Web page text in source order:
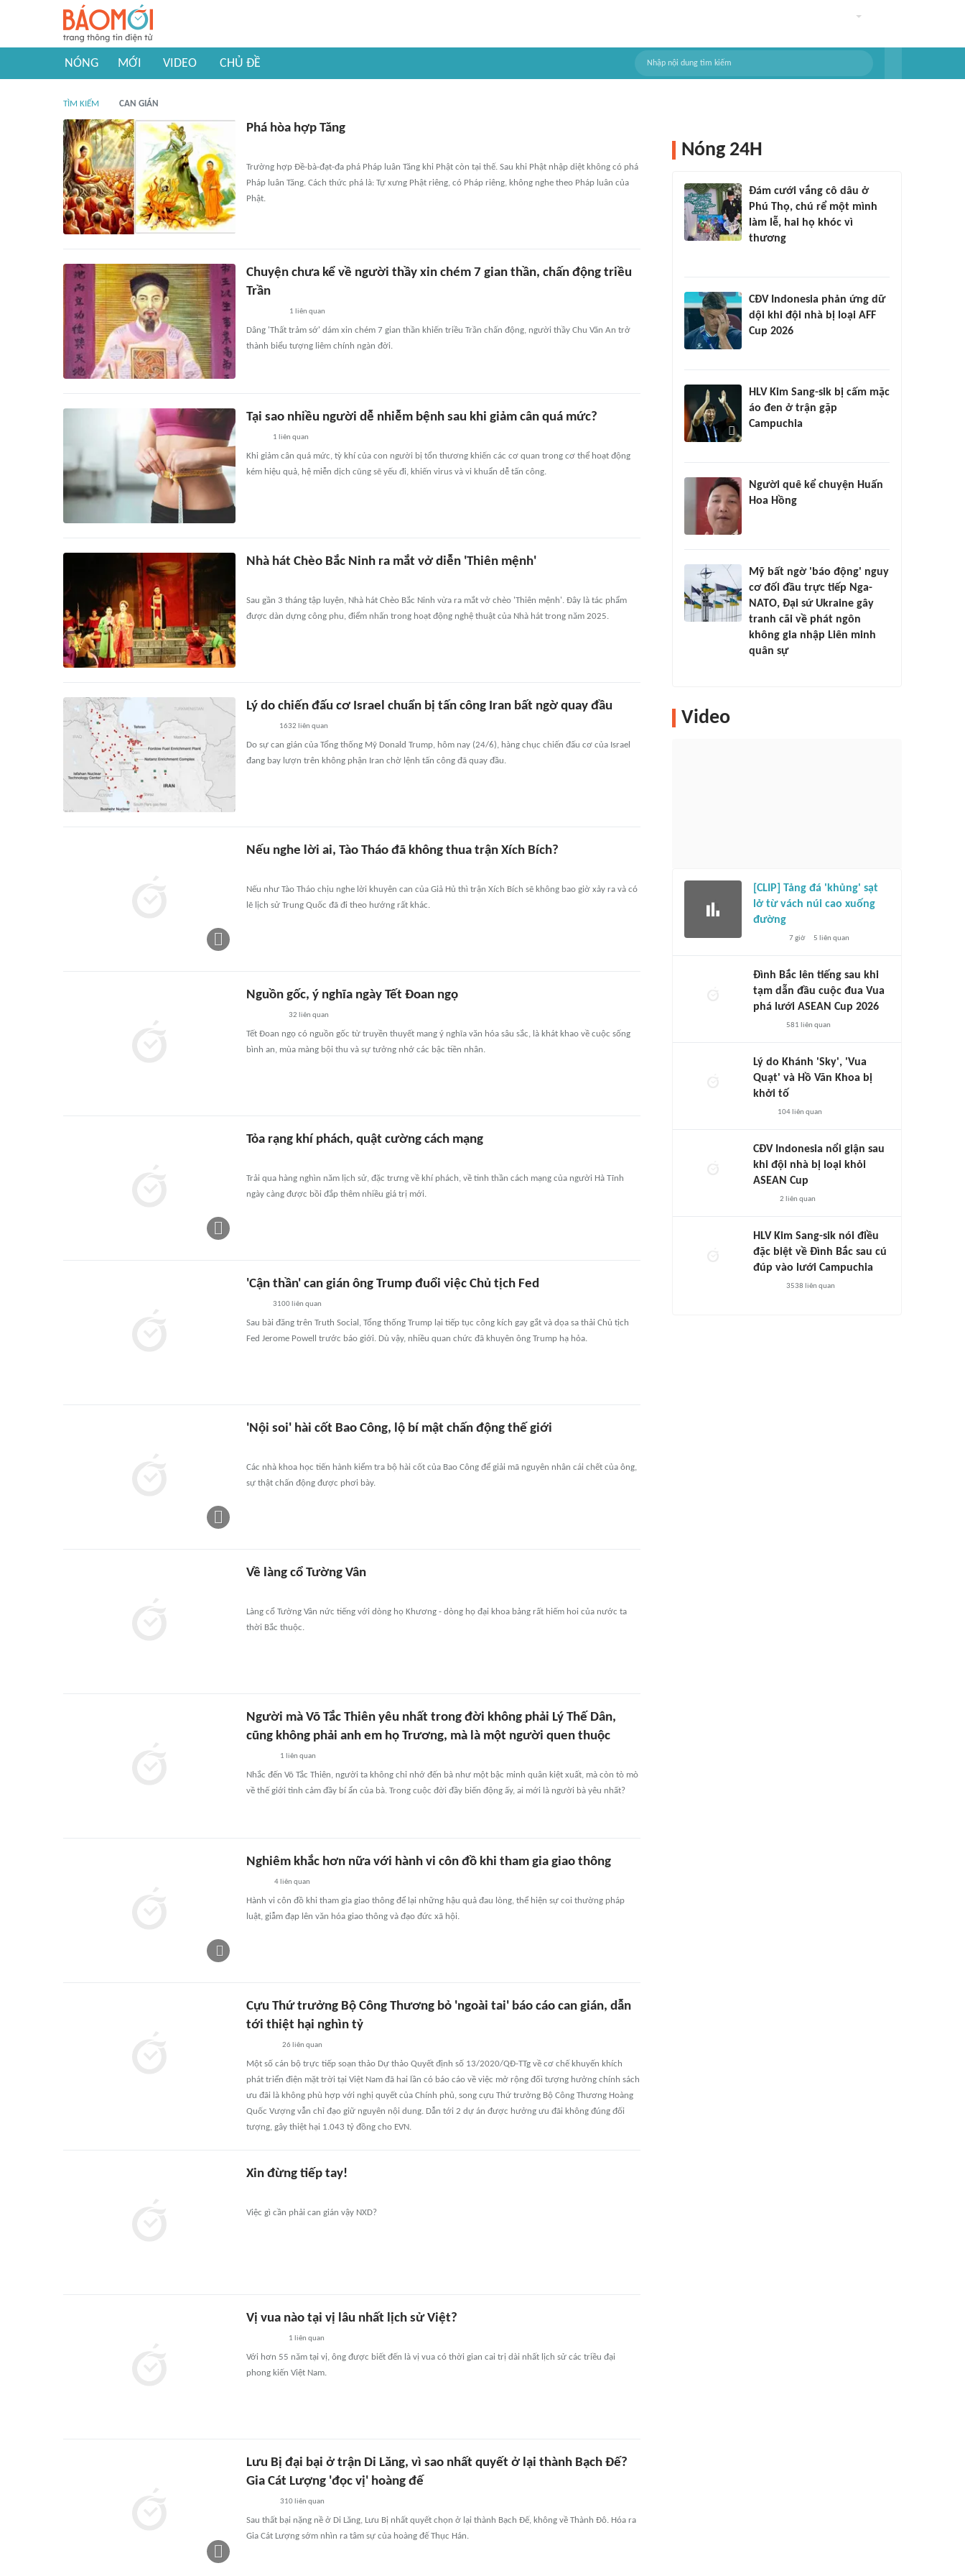
NÓNG MỚI VIDEO CHỦ ĐỀ
TÌM KIẾM CAN GIÁN
Phá hòa hợp Tăng
Trường hợp Ðề-bà-đạt-đa phá Pháp luân Tăng khi Phật còn tại thế. Sau khi Phật nhập diệt không có phá
Pháp luân Tăng. Cách thức phá là: Tự xưng Phật riêng, có Pháp riêng, không nghe theo Pháp luân của
Phật.
Chuyện chưa kể về người thầy xin chém 7 gian thần, chấn động triều
Trần
1 liên quan
Dâng 'Thất trảm sớ' dám xin chém 7 gian thần khiến triều Trần chấn động, người thầy Chu Văn An trở
thành biểu tượng liêm chính ngàn đời.
Tại sao nhiều người dễ nhiễm bệnh sau khi giảm cân quá mức?
1 liên quan
Khi giảm cân quá mức, tỳ khí của con người bị tổn thương khiến các cơ quan trong cơ thể hoạt động
kém hiệu quả, hệ miễn dịch cũng sẽ yếu đi, khiến virus và vi khuẩn dễ tấn công.
Nhà hát Chèo Bắc Ninh ra mắt vở diễn 'Thiên mệnh'
Sau gần 3 tháng tập luyện, Nhà hát Chèo Bắc Ninh vừa ra mắt vở chèo 'Thiên mệnh'. Đây là tác phẩm
được dàn dựng công phu, điểm nhấn trong hoạt động nghệ thuật của Nhà hát trong năm 2025.
Lý do chiến đấu cơ Israel chuẩn bị tấn công Iran bất ngờ quay đầu
1632 liên quan
Do sự can gián của Tổng thống Mỹ Donald Trump, hôm nay (24/6), hàng chục chiến đấu cơ của Israel
đang bay lượn trên không phận Iran chờ lệnh tấn công đã quay đầu.
Nếu nghe lời ai, Tào Tháo đã không thua trận Xích Bích?
Nếu như Tào Tháo chịu nghe lời khuyên can của Giả Hủ thì trận Xích Bích sẽ không bao giờ xảy ra và có
lẽ lịch sử Trung Quốc đã đi theo hướng rất khác.
Nguồn gốc, ý nghĩa ngày Tết Đoan ngọ
32 liên quan
Tết Đoan ngọ có nguồn gốc từ truyền thuyết mang ý nghĩa văn hóa sâu sắc, là khát khao về cuộc sống
bình an, mùa màng bội thu và sự tưởng nhớ các bậc tiền nhân.
Tỏa rạng khí phách, quật cường cách mạng
Trải qua hàng nghìn năm lịch sử, đặc trưng về khí phách, về tinh thần cách mạng của người Hà Tĩnh
ngày càng được bồi đắp thêm nhiều giá trị mới.
'Cận thần' can gián ông Trump đuổi việc Chủ tịch Fed
3100liên quan
Sau bài đăng trên Truth Social, Tổng thống Trump lại tiếp tục công kích gay gắt và dọa sa thải Chủ tịch
Fed Jerome Powell trước báo giới. Dù vậy, nhiều quan chức đã khuyên ông Trump hạ hỏa.
'Nội soi' hài cốt Bao Công, lộ bí mật chấn động thế giới
Các nhà khoa học tiến hành kiểm tra bộ hài cốt của Bao Công để giải mã nguyên nhân cái chết của ông,
sự thật chấn động được phơi bày.
Về làng cổ Tường Vân
Làng cổ Tường Vân nức tiếng với dòng họ Khương - dòng họ đại khoa bảng rất hiếm hoi của nước ta
thời Bắc thuộc.
Người mà Võ Tắc Thiên yêu nhất trong đời không phải Lý Thế Dân,
cũng không phải anh em họ Trương, mà là một người quen thuộc
1 liên quan
Nhắc đến Võ Tắc Thiên, người ta không chỉ nhớ đến bà như một bậc minh quân kiệt xuất, mà còn tò mò
về thế giới tình cảm đầy bí ẩn của bà. Trong cuộc đời đầy biến động ấy, ai mới là người bà yêu nhất?
Nghiêm khắc hơn nữa với hành vi côn đồ khi tham gia giao thông
4 liên quan
Hành vi côn đồ khi tham gia giao thông để lại những hậu quả đau lòng, thể hiện sự coi thường pháp
luật, giẫm đạp lên văn hóa giao thông và đạo đức xã hội.
Cựu Thứ trưởng Bộ Công Thương bỏ 'ngoài tai' báo cáo can gián, dẫn
tới thiệt hại nghìn tỷ
26 liên quan
Một số cán bộ trực tiếp soạn thảo Dự thảo Quyết định số 13/2020/QĐ-TTg về cơ chế khuyến khích
phát triển điện mặt trời tại Việt Nam đã hai lần có báo cáo về việc mở rộng đối tượng hưởng chính sách
ưu đãi là không phù hợp với nghị quyết của Chính phủ, song cựu Thứ trưởng Bộ Công Thương Hoàng
Quốc Vượng vẫn chỉ đạo giữ nguyên nội dung. Dẫn tới 2 dự án được hưởng ưu đãi không đúng đối
tượng, gây thiệt hại 1.043 tỷ đồng cho EVN.
Xin đừng tiếp tay!
Việc gì cần phải can gián vậy NXD?
Vị vua nào tại vị lâu nhất lịch sử Việt?
1 liên quan
Với hơn 55 năm tại vị, ông được biết đến là vị vua có thời gian cai trị dài nhất lịch sử các triều đại
phong kiến Việt Nam.
Lưu Bị đại bại ở trận Di Lăng, vì sao nhất quyết ở lại thành Bạch Đế?
Gia Cát Lượng 'đọc vị' hoàng đế
310liên quan
Sau thất bại nặng nề ở Di Lăng, Lưu Bị nhất quyết chọn ở lại thành Bạch Đế, không về Thành Đô. Hóa ra
Gia Cát Lượng sớm nhìn ra tâm sự của hoàng đế Thục Hán.
Nóng 24H
Đám cưới vắng cô dâu ở
Phú Thọ, chú rể một mình
làm lễ, hai họ khóc vì
thương
CĐV Indonesia phản ứng dữ
dội khi đội nhà bị loại AFF
Cup 2026
HLV Kim Sang-sik bị cấm mặc
áo đen ở trận gặp
Campuchia
Người quê kể chuyện Huấn
Hoa Hồng
Mỹ bất ngờ 'báo động' nguy
cơ đối đầu trực tiếp Nga-
NATO, Đại sứ Ukraine gây
tranh cãi về phát ngôn
không gia nhập Liên minh
quân sự
Video
[CLIP] Tảng đá 'khủng' sạt
lở từ vách núi cao xuống
đường
7 giờ 5 liên quan
Đình Bắc lên tiếng sau khi
tạm dẫn đầu cuộc đua Vua
phá lưới ASEAN Cup 2026
581 liên quan
Lý do Khánh 'Sky', 'Vua
Quạt' và Hồ Văn Khoa bị
khởi tố
104liên quan
CĐV Indonesia nổi giận sau
khi đội nhà bị loại khỏi
ASEAN Cup
2 liên quan
HLV Kim Sang-sik nói điều
đặc biệt về Đình Bắc sau cú
đúp vào lưới Campuchia
3538 liên quan